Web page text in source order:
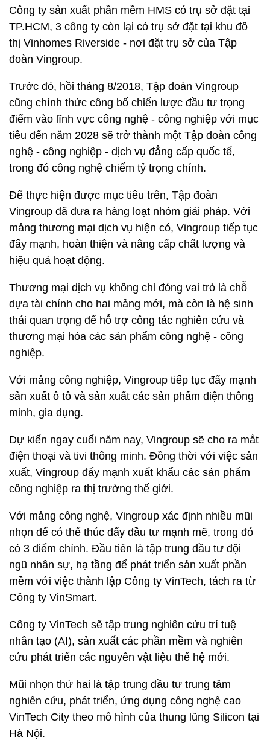
Công ty sản xuất phần mềm HMS có trụ sở đặt tại
TP.HCM, 3 công ty còn lại có trụ sở đặt tại khu đô
thị Vinhomes Riverside - nơi đặt trụ sở của Tập
đoàn Vingroup.
Trước đó, hồi tháng 8/2018, Tập đoàn Vingroup
cũng chính thức công bố chiến lược đầu tư trọng
điểm vào lĩnh vực công nghệ - công nghiệp với mục
tiêu đến năm 2028 sẽ trở thành một Tập đoàn công
nghệ - công nghiệp - dịch vụ đẳng cấp quốc tế,
trong đó công nghệ chiếm tỷ trọng chính.
Để thực hiện được mục tiêu trên, Tập đoàn
Vingroup đã đưa ra hàng loạt nhóm giải pháp. Với
mảng thương mại dịch vụ hiện có, Vingroup tiếp tục
đẩy mạnh, hoàn thiện và nâng cấp chất lượng và
hiệu quả hoạt động.
Thương mại dịch vụ không chỉ đóng vai trò là chỗ
dựa tài chính cho hai mảng mới, mà còn là hệ sinh
thái quan trọng để hỗ trợ công tác nghiên cứu và
thương mại hóa các sản phẩm công nghệ - công
nghiệp.
Với mảng công nghiệp, Vingroup tiếp tục đẩy mạnh
sản xuất ô tô và sản xuất các sản phẩm điện thông
minh, gia dụng.
Dự kiến ngay cuối năm nay, Vingroup sẽ cho ra mắt
điện thoại và tivi thông minh. Đồng thời với việc sản
xuất, Vingroup đẩy mạnh xuất khẩu các sản phẩm
công nghiệp ra thị trường thế giới.
Với mảng công nghệ, Vingroup xác định nhiều mũi
nhọn để có thể thúc đẩy đầu tư mạnh mẽ, trong đó
có 3 điểm chính. Đầu tiên là tập trung đầu tư đội
ngũ nhân sự, hạ tầng để phát triển sản xuất phần
mềm với việc thành lập Công ty VinTech, tách ra từ
Công ty VinSmart.
Công ty VinTech sẽ tập trung nghiên cứu trí tuệ
nhân tạo (AI), sản xuất các phần mềm và nghiên
cứu phát triển các nguyên vật liệu thế hệ mới.
Mũi nhọn thứ hai là tập trung đầu tư trung tâm
nghiên cứu, phát triển, ứng dụng công nghệ cao
VinTech City theo mô hình của thung lũng Silicon tại
Hà Nội.